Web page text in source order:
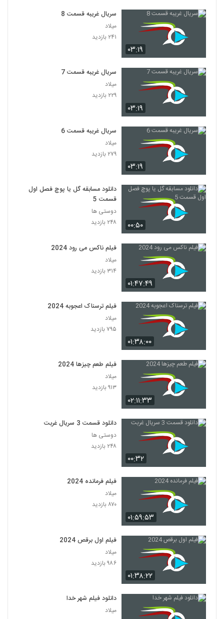
۰۳:۱۹
سریال غریبه قسمت 8
میلاد
۲۴۱ بازدید
۰۳:۱۹
سریال غریبه قسمت 7
میلاد
۲۲۹ بازدید
۰۳:۱۹
سریال غریبه قسمت 6
میلاد
۲۷۹ بازدید
۰۰:۵۰
دانلود مسابقه گل یا پوچ فصل اول
قسمت 5
دوستی ها
۲۴۸ بازدید
۰۱:۴۷:۴۹
فیلم ناکس می رود 2024
میلاد
۳۱۴ بازدید
۰۱:۳۸:۰۰
فیلم ترسناک اعجوبه 2024
میلاد
۷۹۵ بازدید
۰۲:۱۱:۳۳
فیلم طعم چیزها 2024
میلاد
۹۱۳ بازدید
۰۰:۳۲
دانلود قسمت 3 سریال غربت
دوستی ها
۲۴۸ بازدید
۰۱:۵۹:۵۳
فیلم فرمانده 2024
میلاد
۸۷۰ بازدید
۰۱:۳۸:۲۲
فیلم اول برقص 2024
میلاد
۹۸۶ بازدید
دانلود فیلم شهر خدا
میلاد